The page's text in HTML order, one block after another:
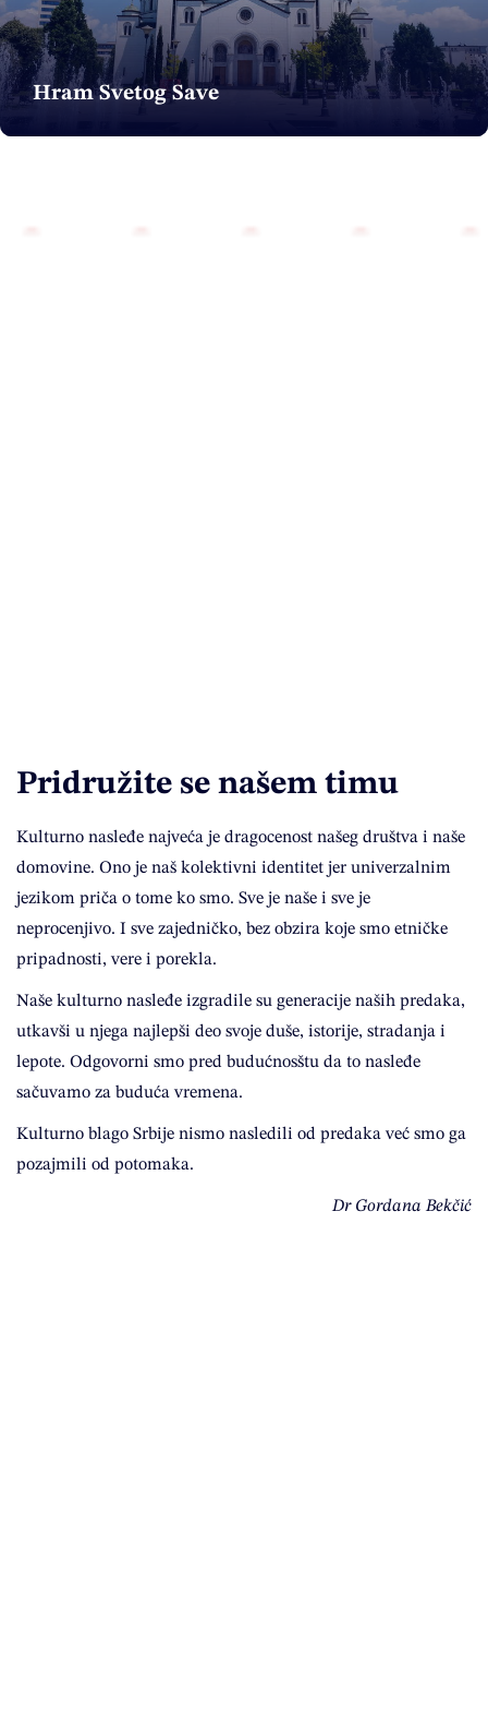
Hram Svetog Save
Pridružite se našem timu
Kulturno nasleđe najveća je dragocenost našeg društva i naše
domovine. Ono je naš kolektivni identitet jer univerzalnim
jezikom priča o tome ko smo. Sve je naše i sve je
neprocenjivo. I sve zajedničko, bez obzira koje smo etničke
pripadnosti, vere i porekla.
Naše kulturno nasleđe izgradile su generacije naših predaka,
utkavši u njega najlepši deo svoje duše, istorije, stradanja i
lepote. Odgovorni smo pred budućnosštu da to nasleđe
sačuvamo za buduća vremena.
Kulturno blago Srbije nismo nasledili od predaka već smo ga
pozajmili od potomaka.
Dr Gordana Bekčić